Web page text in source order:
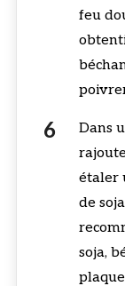
feu
Dans
étaler
de
soja,